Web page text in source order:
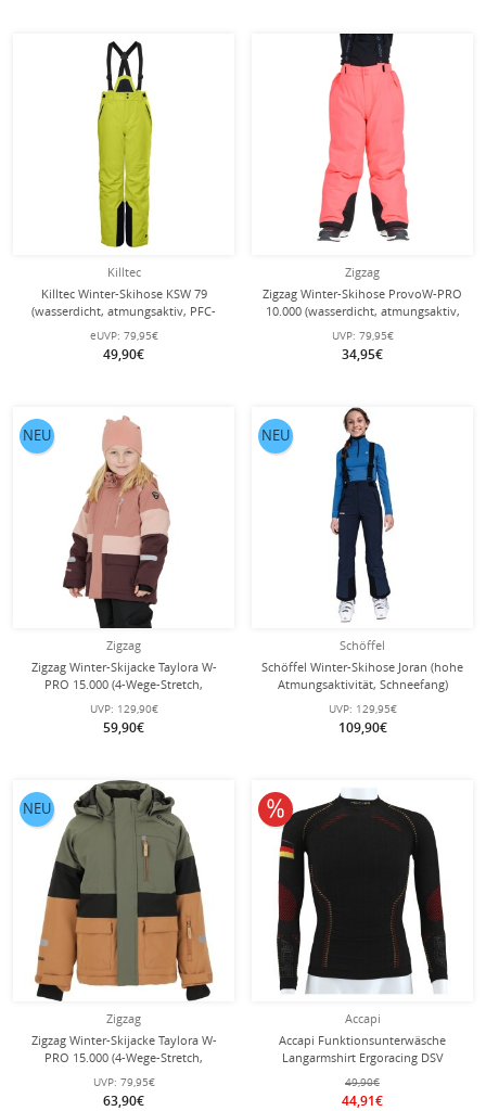
Killtec
Killtec Winter-Skihose KSW 79
(wasserdicht, atmungsaktiv, PFC-
frei, Schneefang, Kantenschutz)
limegrün Kinder
eUVP: 79,95€
49,90€
Zigzag
Zigzag Winter-Skihose ProvoW-PRO
10.000 (wasserdicht, atmungsaktiv,
Schneefang) pink Kinder
UVP: 79,95€
34,95€
Zigzag
Zigzag Winter-Skijacke Taylora W-
PRO 15.000 (4-Wege-Stretch,
wasserdicht, winddicht) Burlwood
rosa Kinder
UVP: 129,90€
59,90€
NEU
Schöffel
Schöffel Winter-Skihose Joran (hohe
Atmungsaktivität, Schneefang)
navyblau Mädchen
UVP: 129,95€
109,90€
NEU
Zigzag
Zigzag Winter-Skijacke Taylora W-
PRO 15.000 (4-Wege-Stretch,
wasserdicht, winddicht) khaki/braun
Kinder
UVP: 79,95€
63,90€
NEU
Accapi
Accapi Funktionsunterwäsche
Langarmshirt Ergoracing DSV
(Deutschland/Germany, warm)
schwarz Kinder
49,90€
44,91€
10% reduziert